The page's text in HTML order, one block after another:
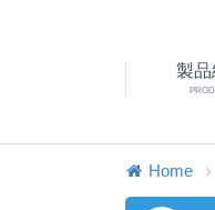
製品
Home